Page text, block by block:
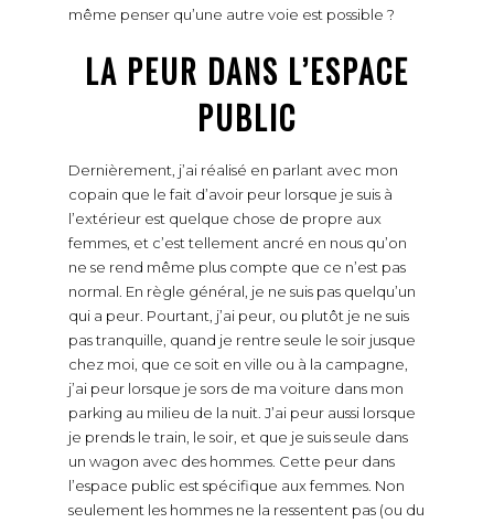
même penser qu’une autre voie est possible ?
LA PEUR DANS L’ESPACE
PUBLIC
Dernièrement, j’ai réalisé en parlant avec mon
copain que le fait d’avoir peur lorsque je suis à
l’extérieur est quelque chose de propre aux
femmes, et c’est tellement ancré en nous qu’on
ne se rend même plus compte que ce n’est pas
normal. En règle général, je ne suis pas quelqu’un
qui a peur. Pourtant, j’ai peur, ou plutôt je ne suis
pas tranquille, quand je rentre seule le soir jusque
chez moi, que ce soit en ville ou à la campagne,
j’ai peur lorsque je sors de ma voiture dans mon
parking au milieu de la nuit. J’ai peur aussi lorsque
je prends le train, le soir, et que je suis seule dans
un wagon avec des hommes. Cette peur dans
l’espace public est spécifique aux femmes. Non
seulement les hommes ne la ressentent pas (ou du